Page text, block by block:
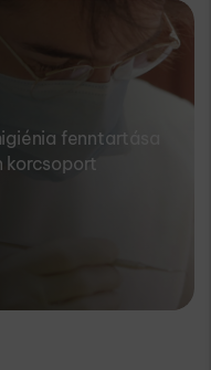
fenntartása
korcsoport